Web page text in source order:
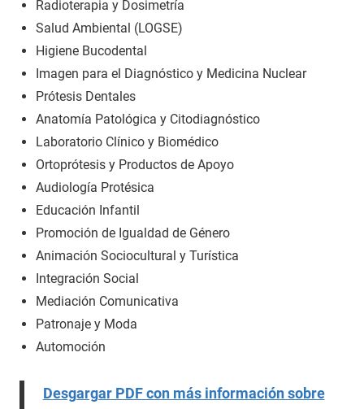
Radioterapia y Dosimetría
Salud Ambiental (LOGSE)
Higiene Bucodental
Imagen para el Diagnóstico y Medicina Nuclear
Prótesis Dentales
Anatomía Patológica y Citodiagnóstico
Laboratorio Clínico y Biomédico
Ortoprótesis y Productos de Apoyo
Audiología Protésica
Educación Infantil
Promoción de Igualdad de Género
Animación Sociocultural y Turística
Integración Social
Mediación Comunicativa
Patronaje y Moda
Automoción
Desgargar PDF con más información sobre